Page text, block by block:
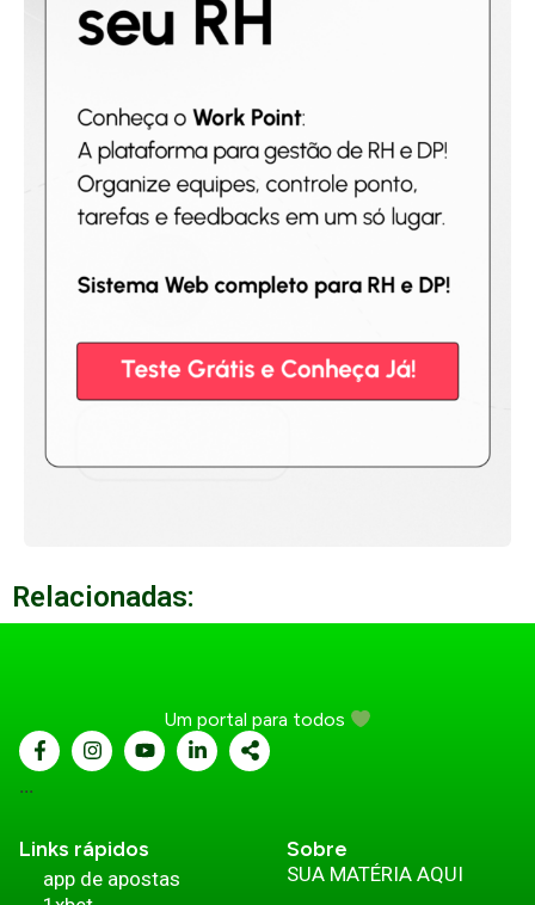
Relacionadas:
Um portal para todos
...
Links rápidos
app de apostas
Sobre
SUA MATÉRIA AQUI